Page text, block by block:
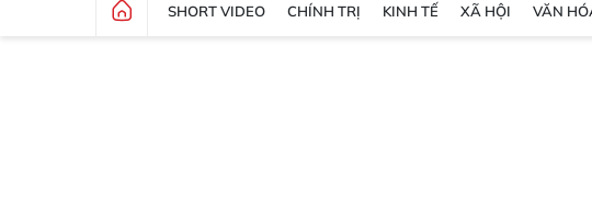
SHORT VIDEO CHÍNH TRỊ KINH TẾ XÃ HỘI VĂN